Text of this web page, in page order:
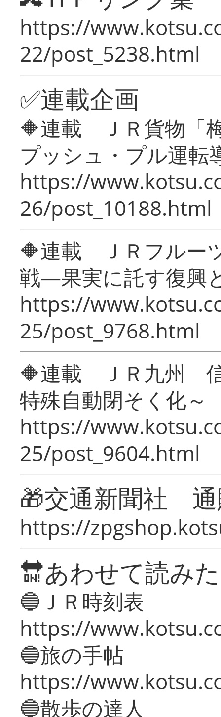
https://
22/post_5238.html
✅連載企画
🔶連載 ＪＲ貨物「
プッシュ・プル運転
https://
26/post_10188.html
🔶連載 ＪＲフルー
戦―果実に託す復興
https://
25/post_9768.html
🔶連載 ＪＲ九州 信
特殊自動閉そく化～
https://
25/post_9604.html
🎁交通新聞社
https://
🔛あわせて読み
🔵ＪＲ時刻表
https://
🔵旅の手帖
https://
🔵散歩の達人